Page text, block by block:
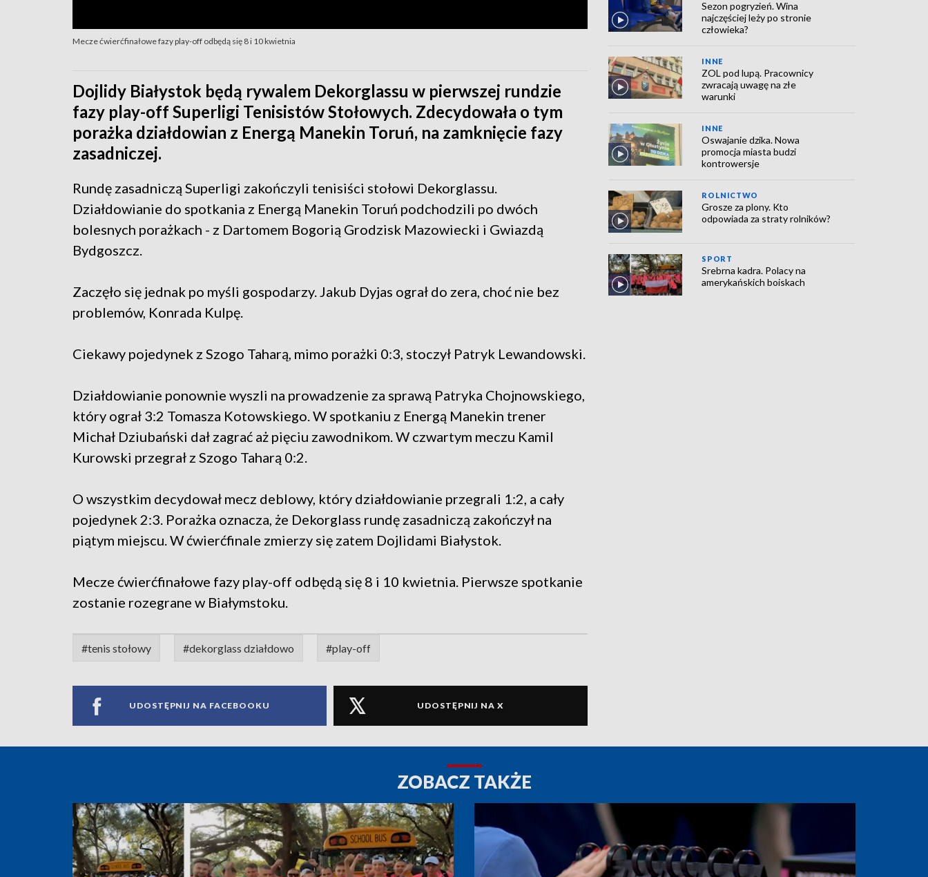
Mecze ćwierćfinałowe fazy play-off odbędą się 8 i 10 kwietnia
Dojlidy Białystok będą rywalem Dekorglassu w pierwszej rundzie
fazy play-off Superligi Tenisistów Stołowych. Zdecydowała o tym
porażka działdowian z Energą Manekin Toruń, na zamknięcie fazy
zasadniczej.
Rundę zasadniczą Superligi zakończyli tenisiści stołowi Dekorglassu.
Działdowianie do spotkania z Energą Manekin Toruń podchodzili po dwóch
bolesnych porażkach - z Dartomem Bogorią Grodzisk Mazowiecki i Gwiazdą
Bydgoszcz.
Zaczęło się jednak po myśli gospodarzy. Jakub Dyjas ograł do zera, choć nie bez
problemów, Konrada Kulpę.
Ciekawy pojedynek z Szogo Taharą, mimo porażki 0:3, stoczył Patryk Lewandowski.
Działdowianie ponownie wyszli na prowadzenie za sprawą Patryka Chojnowskiego,
który ograł 3:2 Tomasza Kotowskiego. W spotkaniu z Energą Manekin trener
Michał Dziubański dał zagrać aż pięciu zawodnikom. W czwartym meczu Kamil
Kurowski przegrał z Szogo Taharą 0:2.
O wszystkim decydował mecz deblowy, który działdowianie przegrali 1:2, a cały
pojedynek 2:3. Porażka oznacza, że Dekorglass rundę zasadniczą zakończył na
piątym miejscu. W ćwierćfinale zmierzy się zatem Dojlidami Białystok.
Mecze ćwierćfinałowe fazy play-off odbędą się 8 i 10 kwietnia. Pierwsze spotkanie
zostanie rozegrane w Białymstoku.
#tenis stołowy #dekorglass działdowo #play-off
UDOSTĘPNIJ NA FACEBOOKU UDOSTĘPNIJ NA X
Sezon pogryzień. Wina
najczęściej leży po stronie
człowieka?
INNE
ZOL pod lupą. Pracownicy
zwracają uwagę na złe
warunki
INNE
Oswajanie dzika. Nowa
promocja miasta budzi
kontrowersje
ROLNICTWO
Grosze za plony. Kto
odpowiada za straty rolników?
SPORT
Srebrna kadra. Polacy na
amerykańskich boiskach
ZOBACZ TAKŻE